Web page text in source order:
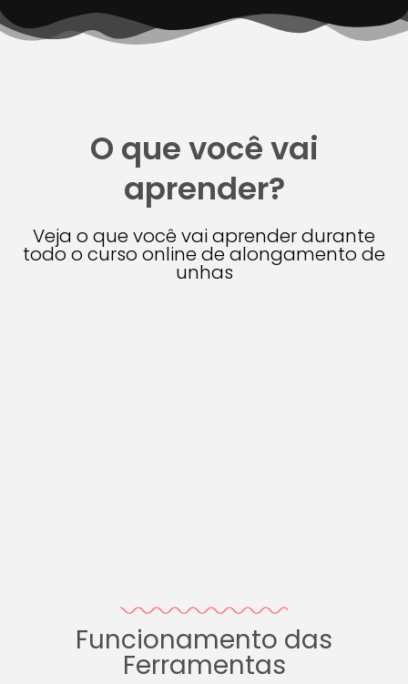
O que você vai
aprender?
Veja o que você vai aprender durante
todo o curso online de alongamento de
unhas
Funcionamento das
Ferramentas